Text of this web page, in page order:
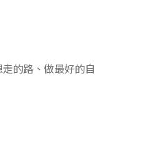
的路、做最好的自